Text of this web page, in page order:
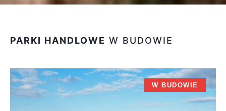
PARKI HANDLOWE W BUDOWIE
W BUDOWIE